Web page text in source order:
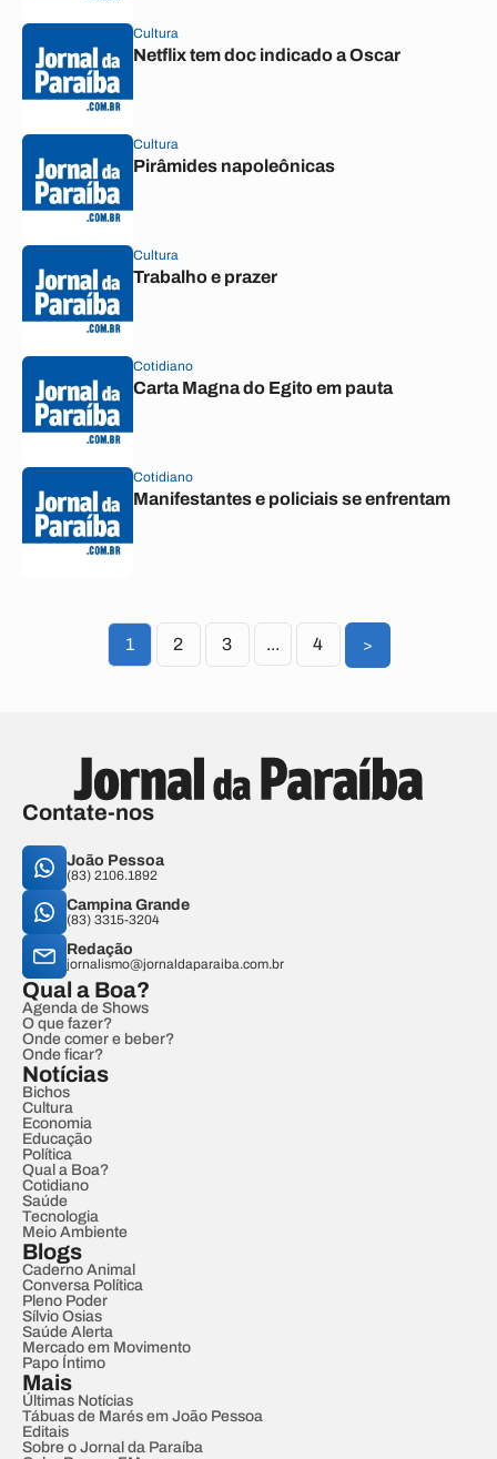
Cultura
Netflix tem doc indicado a Oscar
Cultura
Pirâmides napoleônicas
Cultura
Trabalho e prazer
Cotidiano
Carta Magna do Egito em pauta
Cotidiano
Manifestantes e policiais se enfrentam
1 2 3 ... 4 >
Contate-nos
João Pessoa
(83) 2106.1892
Campina Grande
(83) 3315-3204
Redação
jornalismo@jornaldaparaiba.com.br
Qual a Boa?
Agenda de Shows
O que fazer?
Onde comer e beber?
Onde ficar?
Notícias
Bichos
Cultura
Economia
Educação
Política
Qual a Boa?
Cotidiano
Saúde
Tecnologia
Meio Ambiente
Blogs
Caderno Animal
Conversa Política
Pleno Poder
Sílvio Osias
Saúde Alerta
Mercado em Movimento
Papo Íntimo
Mais
Últimas Notícias
Tábuas de Marés em João Pessoa
Editais
Sobre o Jornal da Paraíba